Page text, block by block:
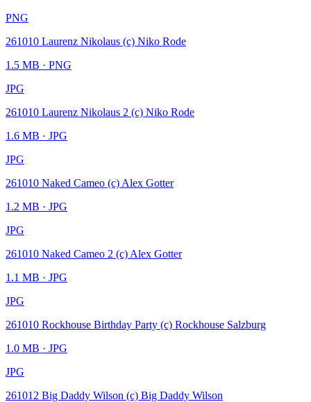
PNG
261010 Laurenz Nikolaus (c) Niko Rode
1.5 MB · PNG
JPG
261010 Laurenz Nikolaus 2 (c) Niko Rode
1.6 MB · JPG
JPG
261010 Naked Cameo (c) Alex Gotter
1.2 MB · JPG
JPG
261010 Naked Cameo 2 (c) Alex Gotter
1.1 MB · JPG
JPG
261010 Rockhouse Birthday Party (c) Rockhouse Salzburg
1.0 MB · JPG
JPG
261012 Big Daddy Wilson (c) Big Daddy Wilson